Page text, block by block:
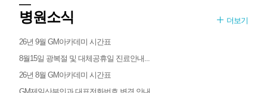
병원소식 더보기
26년 9월 GM아카데미 시간표
8월15일 광복절 및 대체공휴일 진료안내...
26년 8월 GM아카데미 시간표